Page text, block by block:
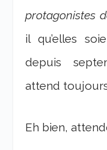
protagonistes
il qu’elles
depuis
attend
Eh bien,